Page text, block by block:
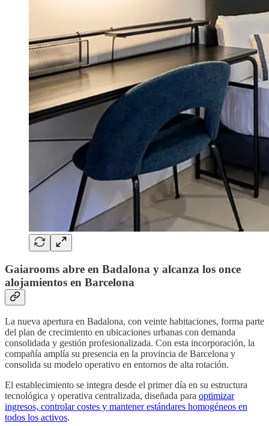
Gaiarooms abre en Badalona y alcanza los once
alojamientos en Barcelona
La nueva apertura en Badalona, con veinte habitaciones, forma parte
del plan de crecimiento en ubicaciones urbanas con demanda
consolidada y gestión profesionalizada. Con esta incorporación, la
compañía amplía su presencia en la provincia de Barcelona y
consolida su modelo operativo en entornos de alta rotación.
El establecimiento se integra desde el primer día en su estructura
tecnológica y operativa centralizada, diseñada para optimizar
ingresos, controlar costes y mantener estándares homogéneos en
todos los activos.